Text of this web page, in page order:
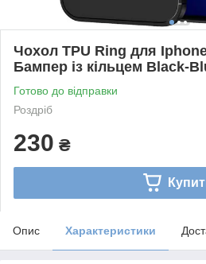
Чохол TPU Ring для
Бампер із кільцем Black-
Готово до відправки
Роздріб
230 ₴
Опис Характеристики